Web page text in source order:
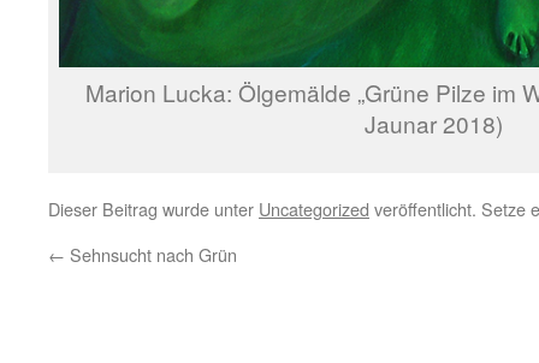
Marion Lucka: Ölgemälde „Grüne Pilze im
Jaunar 2018)
Dieser Beitrag wurde unter Uncategorized veröffentlicht. Setze
← Sehnsucht nach Grün